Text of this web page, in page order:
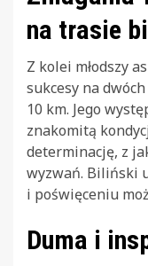
na trasie
Z kolei młodszy
sukcesy na
10 km. Jego
znakomitą
determinację, z
wyzwań. Biliński
i poświęceniu
Duma i